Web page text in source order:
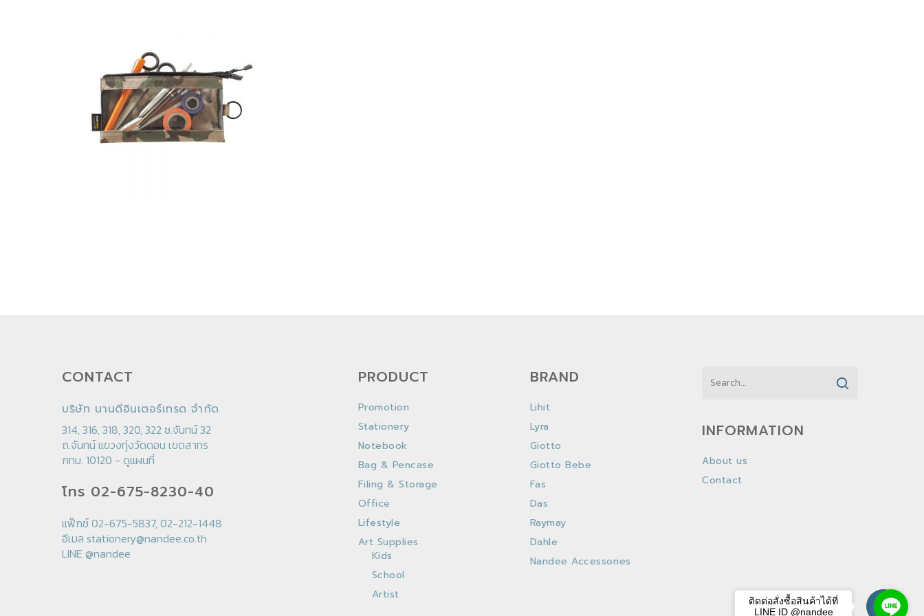
CONTACT
บริษัท นานดีอินเตอร์เทรด จำกัด
314, 316, 318, 320, 322 ซ.จันทน์ 32
ถ.จันทน์ แขวงทุ่งวัดดอน เขตสาทร
กทม. 10120 - ดูแผนที่
โทร 02-675-8230-40
แฟ็กซ์ 02-675-5837, 02-212-1448
อีเมล stationery@nandee.co.th
LINE @nandee
PRODUCT
Promotion
Stationery
Notebook
Bag & Pencase
Filing & Storage
Office
Lifestyle
Art Supplies
Kids
School
Artist
BRAND
Lihit
Lyra
Giotto
Giotto Bebe
Fas
Das
Raymay
Dahle
Nandee Accessories
INFORMATION
About us
Contact
ติดต่อสั่งซื้อสินค้าได้ที่
LINE ID @nandee